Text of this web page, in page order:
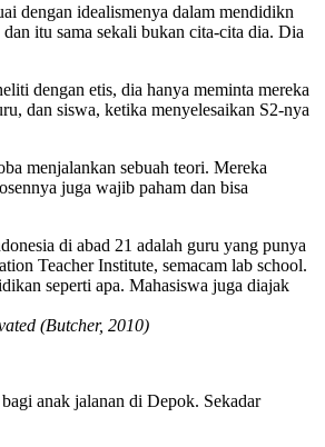
dengan idealismenya dalam mendidikn
itu sama sekali bukan cita-cita dia. Dia
dengan etis, dia hanya meminta mereka
dan siswa, ketika menyelesaikan S2-nya
menjalankan sebuah teori. Mereka
juga wajib paham dan bisa
di abad 21 adalah guru yang punya
Teacher Institute, semacam lab school.
seperti apa. Mahasiswa juga diajak
(Butcher, 2010)
anak jalanan di Depok. Sekadar